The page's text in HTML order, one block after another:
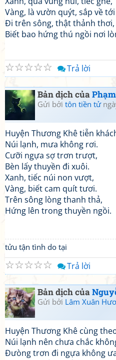
Vàng, là vườn quýt, sắp về
Đi trên sông, thật thảnh thơi,
Biết bao hứng thú ngồi nơi
☆
☆
☆
☆
☆ Trả lời
Bản dịch của
Gửi bởi tôn tiền tử
Huyện Thương Khê tiễn
Núi lạnh, mưa không rơi.
Cưỡi ngựa sợ trơn trượt,
Bèn lấy thuyền đi xuôi.
Xanh, tiếc núi non vượt,
Vàng, biết cam quít tươi.
Trên sông lòng thanh thả,
Hứng lên trong thuyền ngồi.
tửu tận tình do tại
☆
☆
☆
☆
☆ Trả lời
Bản dịch của
Gửi bởi Lâm Xuân
Huyện Thương Khê cùng
Núi lạnh nên chưa chắc
Đưòng trơn đi ngựa không